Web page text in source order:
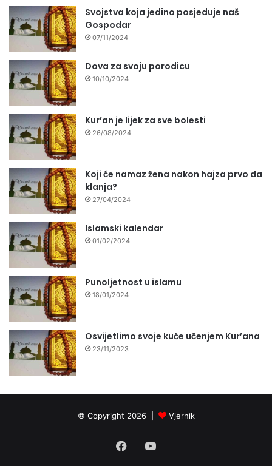
Svojstva koja jedino posjeduje naš
Gospodar
07/11/2024
Dova za svoju porodicu
10/10/2024
Kur’an je lijek za sve bolesti
26/08/2024
Koji će namaz žena nakon hajza prvo da
klanja?
27/04/2024
Islamski kalendar
01/02/2024
Punoljetnost u islamu
18/01/2024
Osvijetlimo svoje kuće učenjem Kur’ana
23/11/2023
© Copyright 2026 | Vjernik
FacebookYouTube